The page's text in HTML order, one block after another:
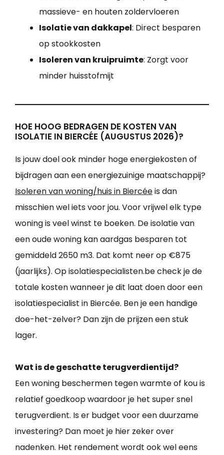
massieve- en houten zoldervloeren
Isolatie van dakkapel: Direct besparen
op stookkosten
Isoleren van kruipruimte: Zorgt voor
minder huisstofmijt
HOE HOOG BEDRAGEN DE KOSTEN VAN
ISOLATIE IN BIERCÉE (AUGUSTUS 2026)?
Is jouw doel ook minder hoge energiekosten of
bijdragen aan een energiezuinige maatschappij?
Isoleren van woning/huis in Biercéeis dan
misschien wel iets voor jou. Voor vrijwel elk type
woning is veel winst te boeken. De isolatie van
een oude woning kan aardgas besparen tot
gemiddeld 2650 m3. Dat komt neer op €875
(jaarlijks). Op isolatiespecialisten.be check je de
totale kosten wanneer je dit laat doen door een
isolatiespecialist in Biercée. Ben je een handige
doe-het-zelver? Dan zijn de prijzen een stuk
lager.
Wat is de geschatte terugverdientijd?
Een woning beschermen tegen warmte of kou is
relatief goedkoop waardoor je het super snel
terugverdient. Is er budget voor een duurzame
investering? Dan moet je hier zeker over
nadenken. Het rendement wordt ook wel eens